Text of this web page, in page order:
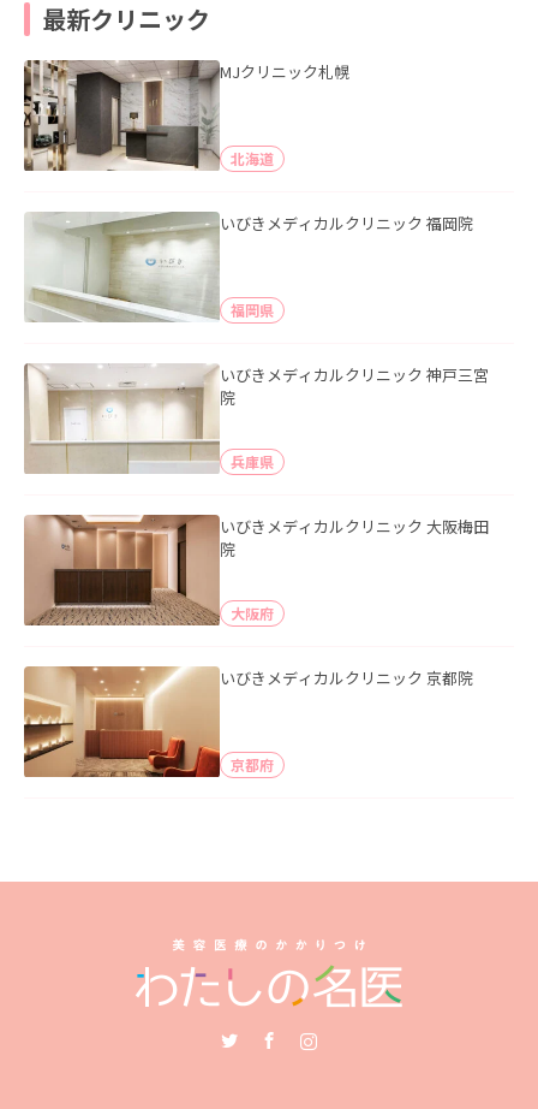
最新クリニック
MJクリニック札幌
北海道
いびきメディカルクリニック 福岡院
福岡県
いびきメディカルクリニック 神戸三宮
院
兵庫県
いびきメディカルクリニック 大阪梅田
院
大阪府
いびきメディカルクリニック 京都院
京都府